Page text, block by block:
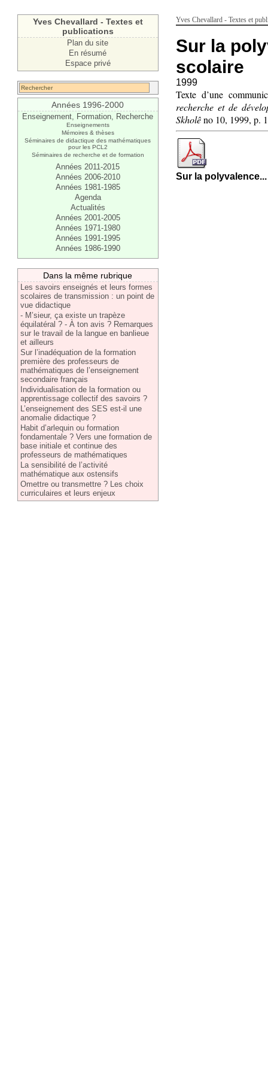
Yves Chevallard - Textes et
publications
Plan du site
En résumé
Espace privé
Années 1996-2000
Enseignement, Formation, Recherche
Enseignements
Mémoires & thèses
Séminaires de didactique des mathématiques
pour les PCL2
Séminaires de recherche et de formation
Années 2011-2015
Années 2006-2010
Années 1981-1985
Agenda
Actualités
Années 2001-2005
Années 1971-1980
Années 1991-1995
Années 1986-1990
Dans la même rubrique
Les savoirs enseignés et leurs formes
scolaires de transmission : un point de
vue didactique
- M’sieur, ça existe un trapèze
équilatéral ? - À ton avis ? Remarques
sur le travail de la langue en banlieue
et ailleurs
Sur l’inadéquation de la formation
première des professeurs de
mathématiques de l’enseignement
secondaire français
Individualisation de la formation ou
apprentissage collectif des savoirs ?
L’enseignement des SES est-il une
anomalie didactique ?
Habit d’arlequin ou formation
fondamentale ? Vers une formation de
base initiale et continue des
professeurs de mathématiques
La sensibilité de l’activité
mathématique aux ostensifs
Omettre ou transmettre ? Les choix
curriculaires et leurs enjeux
Yves Chevallard - Textes et
Sur la
scolaire
1999
Texte d’une
recherche et de
Skholêno 10, 1999, p.
Sur la polyvalence...